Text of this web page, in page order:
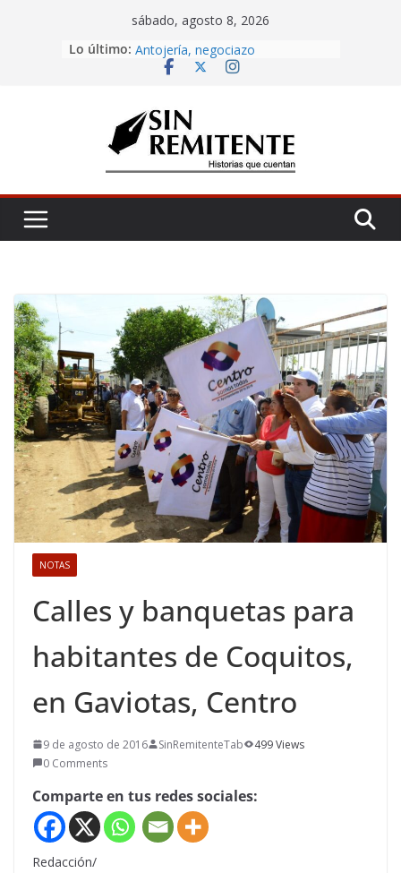
sábado, agosto 8, 2026
Lo último: Amor eterno
Antojería, negociazo
Misa de 12
NOTAS
Calles y banquetas para
habitantes de Coquitos,
en Gaviotas, Centro
9 de agosto de 2016 SinRemitenteTab
499 Views
0 Comments
Comparte en tus redes sociales:
Redacción/